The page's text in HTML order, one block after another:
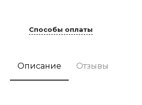
Способы оплаты
Описание Отзывы